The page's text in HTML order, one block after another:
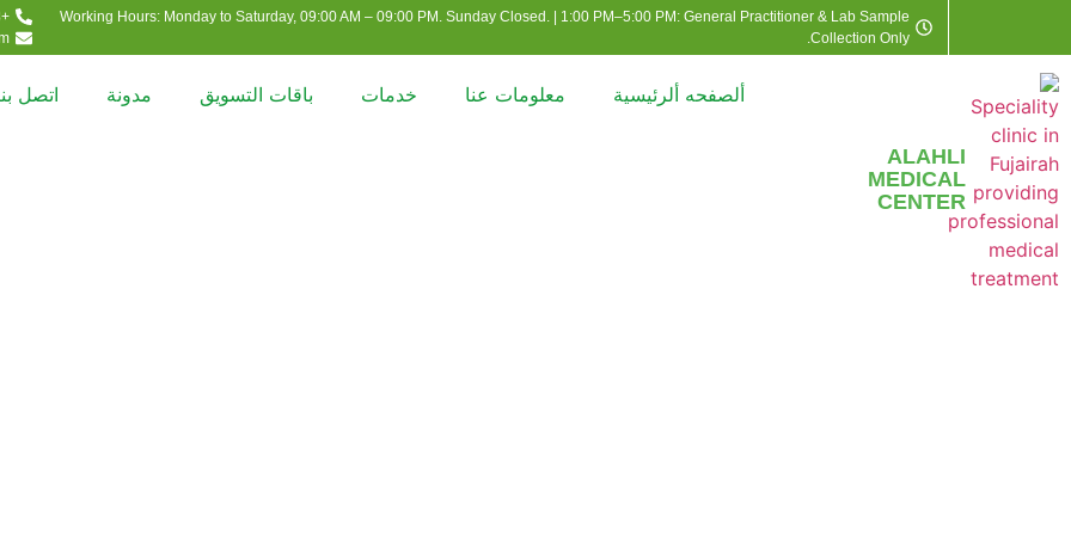
Working Hours: Monday to Saturday, 09:00 AM – 09:00 PM. Sunday Closed. | 1:00 PM–5:00 PM: General Practitioner & Lab Sample
Collection Only.
+971-09-2220228
ALAHLI
MEDICAL
CENTER
ألصفحه ألرئيسية معلومات عنا خدمات باقات التسويق مدونة اتصل